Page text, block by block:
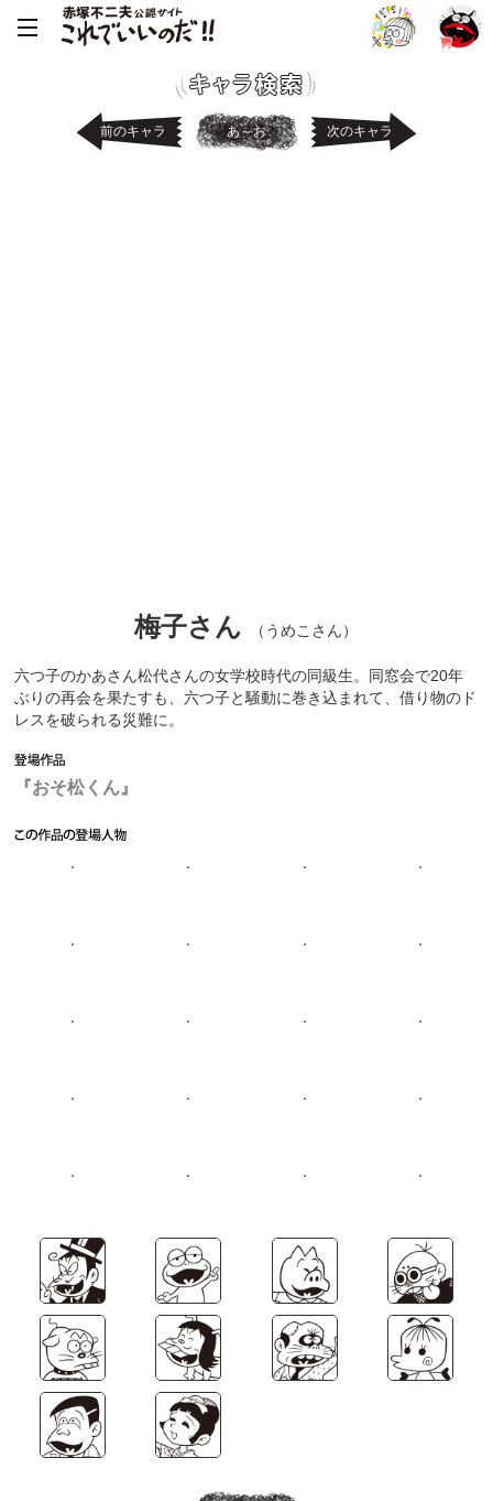
前のキャラ あ～お 次のキャラ
梅子さん （うめこさん）
六つ子のかあさん松代さんの女学校時代の同級生。同窓会で20年
ぶりの再会を果たすも、六つ子と騒動に巻き込まれて、借り物のド
レスを破られる災難に。
『おそ松くん』